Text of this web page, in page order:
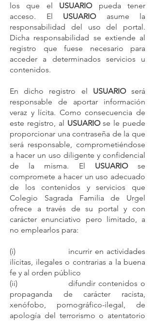
los que el USUARIOpueda tener
acceso. El USUARIOasume la
responsabilidad del uso del portal.
Dicha responsabilidad se extiende al
registro que fuese necesario para
acceder a determinados servicios u
contenidos.
En dicho registro el USUARIOserá
responsable de aportar información
veraz y lícita. Como consecuencia de
este registro, al USUARIOse le puede
proporcionar una contraseña de la que
será responsable, comprometiéndose
a hacer un uso diligente y confidencial
de la misma. El USUARIOse
compromete a hacer un uso adecuado
de los contenidos y servicios que
Colegio Sagrada Familia de Urgel
ofrece a través de su portal y con
carácter enunciativo pero limitado, a
no emplearlos para:
(i) incurrir en actividades
ilícitas, ilegales o contrarias a la buena
fe y al orden público
(ii) difundir contenidos o
propaganda de carácter racista,
xenófobo, pornográfico-ilegal, de
apología del terrorismo o atentatorio